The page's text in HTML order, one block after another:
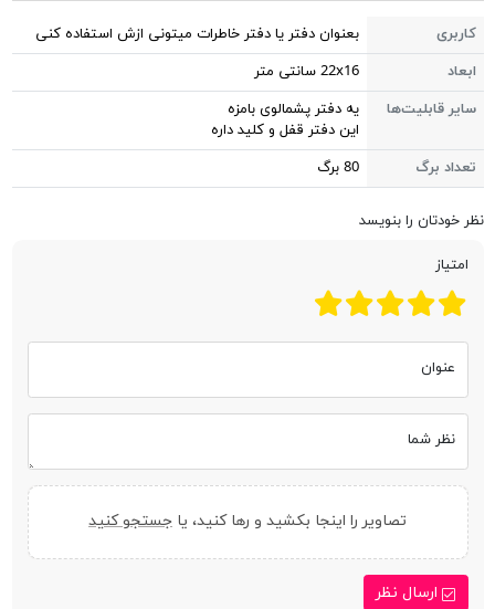
کاربری
بعنوان دفتر یا دفتر خاطرات میتونی ازش استفاده کنی
ابعاد
22x16 سانتی متر
سایر قابلیت‌ها
یه دفتر پشمالوی بامزه
این دفتر قفل و کلید داره
تعداد برگ
80 برگ
نظر خودتان را بنویسد
امتیاز
عنوان
نظر شما
تصاویر را اینجا بکشید و رها کنید، یا جستجو کنید
ارسال نظر